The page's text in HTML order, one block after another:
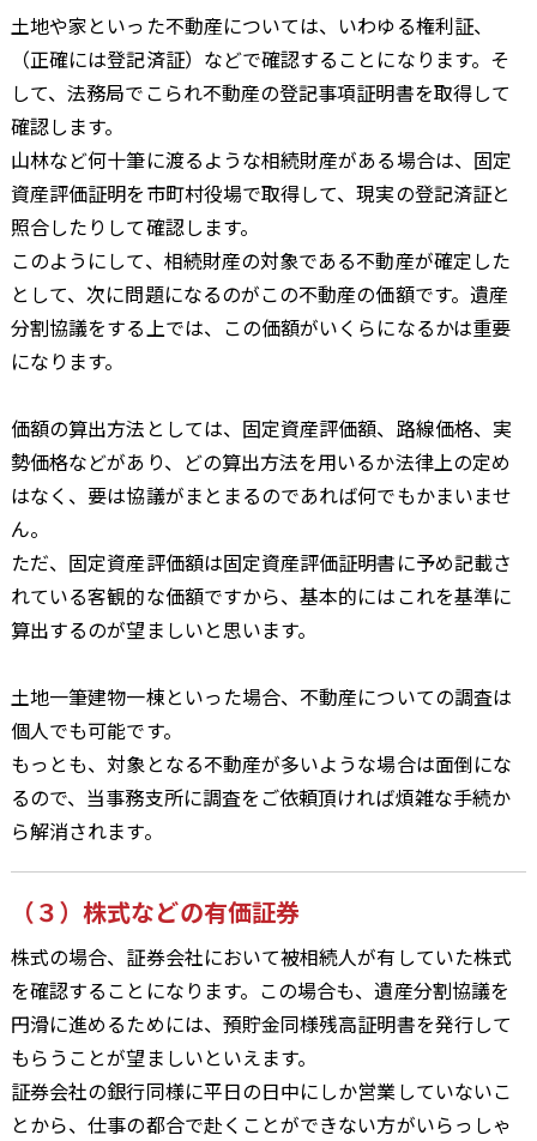
土地や家といった不動産については、いわゆる権利証、
（正確には登記済証）などで確認することになります。そ
して、法務局でこられ不動産の登記事項証明書を取得して
確認します。
山林など何十筆に渡るような相続財産がある場合は、固定
資産評価証明を市町村役場で取得して、現実の登記済証と
照合したりして確認します。
このようにして、相続財産の対象である不動産が確定した
として、次に問題になるのがこの不動産の価額です。遺産
分割協議をする上では、この価額がいくらになるかは重要
になります。
価額の算出方法としては、固定資産評価額、路線価格、実
勢価格などがあり、どの算出方法を用いるか法律上の定め
はなく、要は協議がまとまるのであれば何でもかまいませ
ん。
ただ、固定資産評価額は固定資産評価証明書に予め記載さ
れている客観的な価額ですから、基本的にはこれを基準に
算出するのが望ましいと思います。
土地一筆建物一棟といった場合、不動産についての調査は
個人でも可能です。
もっとも、対象となる不動産が多いような場合は面倒にな
るので、当事務支所に調査をご依頼頂ければ煩雑な手続か
ら解消されます。
（３）株式などの有価証券
株式の場合、証券会社において被相続人が有していた株式
を確認することになります。この場合も、遺産分割協議を
円滑に進めるためには、預貯金同様残高証明書を発行して
もらうことが望ましいといえます。
証券会社の銀行同様に平日の日中にしか営業していないこ
とから、仕事の都合で赴くことができない方がいらっしゃ